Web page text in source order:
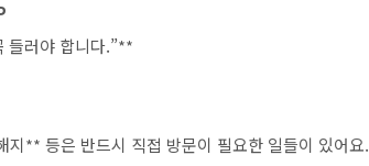
들러야 합니다.”**
** 등은 반드시 직접 방문이 필요한 일들이 있어요.